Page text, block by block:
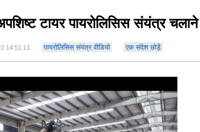
टायर पायरोलिसिस संयंत्र चलाने
14:51:11 पायरोलिसिस संयंत्र वीडियो एक संदेश छोड़ें